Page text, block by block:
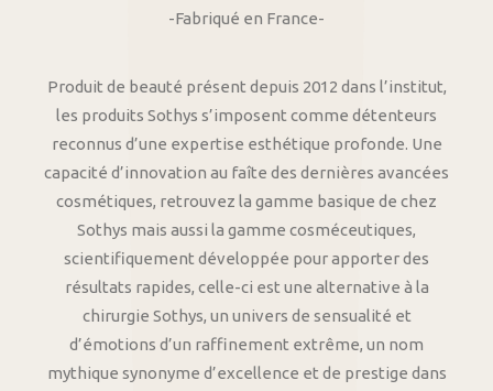
-Fabriqué en France-
Produit de beauté présent depuis 2012 dans l’institut,
les produits Sothys s’imposent comme détenteurs
reconnus d’une expertise esthétique profonde. Une
capacité d’innovation au faîte des dernières avancées
cosmétiques, retrouvez la gamme basique de chez
Sothys mais aussi la gamme cosméceutiques,
scientifiquement développée pour apporter des
résultats rapides, celle-ci est une alternative à la
chirurgie Sothys, un univers de sensualité et
d’émotions d’un raffinement extrême, un nom
mythique synonyme d’excellence et de prestige dans